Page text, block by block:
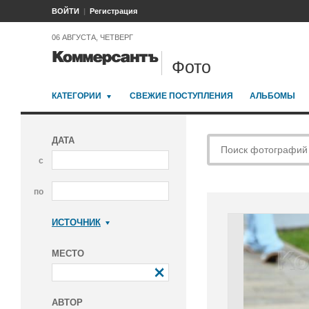
ВОЙТИ Регистрация
06 АВГУСТА, ЧЕТВЕРГ
Фото
КАТЕГОРИИ СВЕЖИЕ ПОСТУПЛЕНИЯ АЛЬБОМЫ
ДАТА
с
по
ИСТОЧНИК
МЕСТО
АВТОР